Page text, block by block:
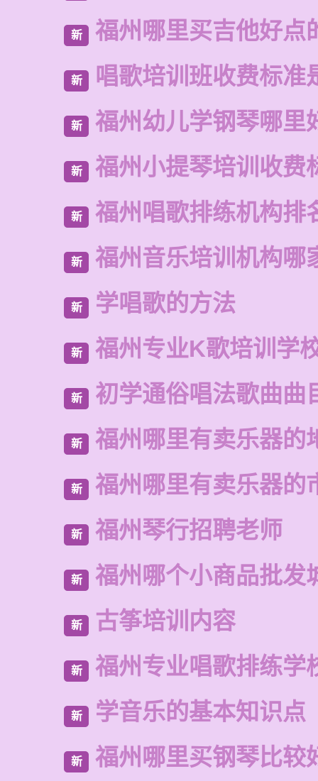
新 福州哪里买吉他好点
新 唱歌培训班收费标准
新 福州幼儿学钢琴哪里
新 福州小提琴培训收费
新 福州唱歌排练机构排
新 福州音乐培训机构哪
新 学唱歌的方法
新 福州专业K歌培训学
新 初学通俗唱法歌曲曲
新 福州哪里有卖乐器的
新 福州哪里有卖乐器的
新 福州琴行招聘老师
新 福州哪个小商品批发
新 古筝培训内容
新 福州专业唱歌排练学
新 学音乐的基本知识点
新 福州哪里买钢琴比较